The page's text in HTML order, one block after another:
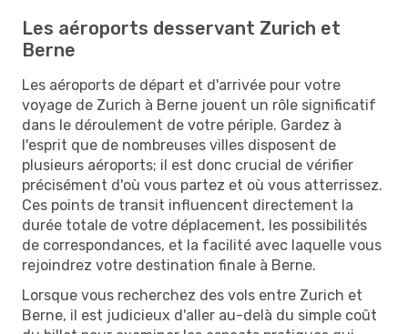
Les aéroports desservant Zurich et
Berne
Les aéroports de départ et d'arrivée pour votre
voyage de Zurich à Berne jouent un rôle significatif
dans le déroulement de votre périple. Gardez à
l'esprit que de nombreuses villes disposent de
plusieurs aéroports; il est donc crucial de vérifier
précisément d'où vous partez et où vous atterrissez.
Ces points de transit influencent directement la
durée totale de votre déplacement, les possibilités
de correspondances, et la facilité avec laquelle vous
rejoindrez votre destination finale à Berne.
Lorsque vous recherchez des vols entre Zurich et
Berne, il est judicieux d'aller au-delà du simple coût